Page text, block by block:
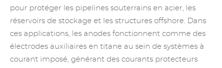
pour protéger les pipelines souterrains en acier, les
réservoirs de stockage et les structures offshore. Dans
ces applications, les anodes fonctionnent comme des
électrodes auxiliaires en titane au sein de systèmes à
courant imposé, générant des courants protecteurs